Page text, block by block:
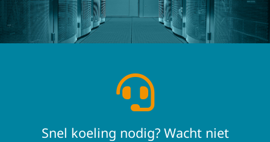
Snel koeling nodig? Wacht niet